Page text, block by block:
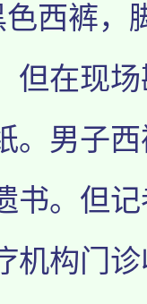
西裤，
但在现
。男子
书。但
机构门